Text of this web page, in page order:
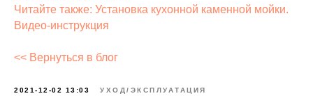
Читайте также: Установка кухонной каменной мойки.
Видео-инструкция
<< Вернуться в блог
2021-12-02 13:03 УХОД/ЭКСПЛУАТАЦИЯ